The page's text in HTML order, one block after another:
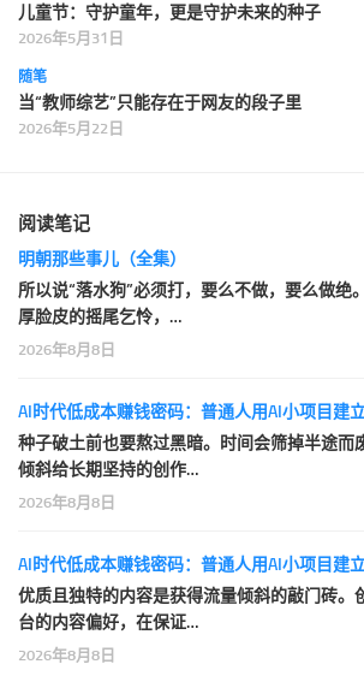
儿童节：守护童年，更是守护未来的种子
2026年5月31日
随笔
当“教师综艺”只能存在于网友的段子里
2026年5月22日
阅读笔记
明朝那些事儿（全集）
所以说“落水狗”必须打，要么不做，要么做绝
厚脸皮的摇尾乞怜，…
2026年8月8日
AI时代低成本赚钱密码：普通人用AI小项目建
种子破土前也要熬过黑暗。时间会筛掉半途而
倾斜给长期坚持的创作…
2026年8月8日
AI时代低成本赚钱密码：普通人用AI小项目建
优质且独特的内容是获得流量倾斜的敲门砖。
台的内容偏好，在保证…
2026年8月8日